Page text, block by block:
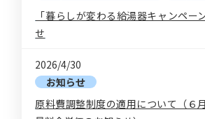
「暮らしが変わる給湯器キャンペー
せ
2026/4/30
お知らせ
原料費調整制度の適用について（６